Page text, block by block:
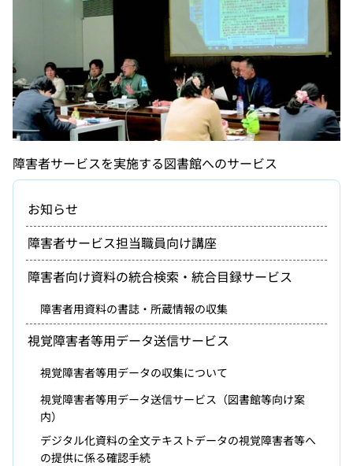
障害者サービスを実施する図書館へのサービス
お知らせ
障害者サービス担当職員向け講座
障害者向け資料の統合検索・統合目録サービス
障害者用資料の書誌・所蔵情報の収集
視覚障害者等用データ送信サービス
視覚障害者等用データの収集について
視覚障害者等用データ送信サービス（図書館等向け案
内）
デジタル化資料の全文テキストデータの視覚障害者等へ
の提供に係る確認手続